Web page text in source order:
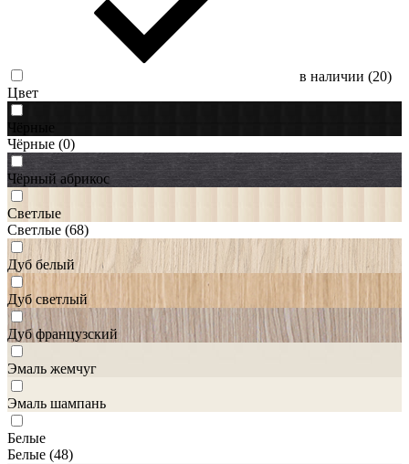
в наличии (20)
Цвет
Чёрные
Чёрные (0)
Чёрный абрикос
Светлые
Светлые (68)
Дуб белый
Дуб светлый
Дуб французский
Эмаль жемчуг
Эмаль шампань
Белые
Белые (48)